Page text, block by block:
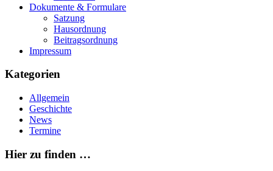
Dokumente & Formulare
Satzung
Hausordnung
Beitragsordnung
Impressum
Kategorien
Allgemein
Geschichte
News
Termine
Hier zu finden …